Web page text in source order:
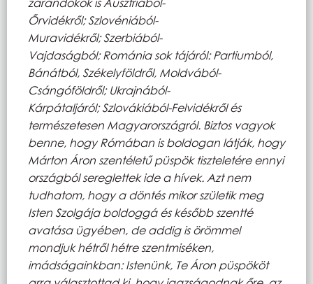
Őrvidékről; Szlovéniából-
Muravidékről; Szerbiából-
Vajdaságból; Románia sok tájáról: Partiumból,
Bánátból, Székelyföldről, Moldvából-
Csángóföldről; Ukrajnából-
Kárpátaljáról; Szlovákiából-Felvidékről és
természetesen Magyarországról. Biztos vagyok
benne, hogy Rómában is boldogan látják, hogy
Márton Áron szentéletű püspök tiszteletére ennyi
országból sereglettek ide a hívek. Azt nem
tudhatom, hogy a döntés mikor születik meg
Isten Szolgája boldoggá és később szentté
avatása ügyében, de addig is örömmel
mondjuk hétről hétre szentmiséken,
imádságainkban: Istenünk, Te Áron püspököt